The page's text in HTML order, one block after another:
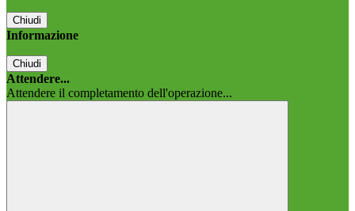
Chiudi
Informazione
Chiudi
Attendere...
Attendere il completamento dell'operazione...